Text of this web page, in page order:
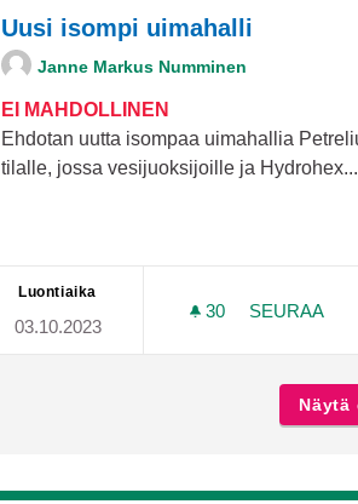
Uusi isompi uimahalli
Janne Markus Numminen
EI MAHDOLLINEN
Ehdotan uutta isompaa uimahallia
tilalle, jossa vesijuoksijoille ja Hydrohex...
Luontiaika
03.10.2023
30 30
SEURAA
Näytä